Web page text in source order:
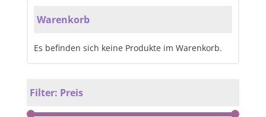
Warenkorb
Es befinden sich keine Produkte im Warenkorb.
Filter: Preis